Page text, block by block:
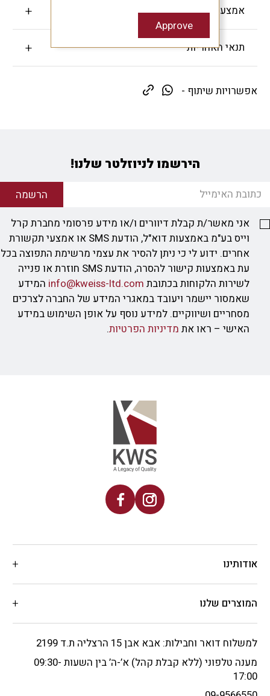
אמצעי תשלום
תנאי האחריות
אפשרויות שיתוף -
הירשמו לניוזלטר שלנו!
הרשמה
אני מאשר/ת קבלת דיוורים ו/או מידע פרסומי מחברת קרל
וייס בע"מ באמצעות דוא"ל, הודעת SMS או אמצעי תקשורת
אחרים. ידוע לי כי ניתן להסיר את עצמי מרשימת התפוצה בכל
עת באמצעות קישור להסרה, הודעת SMS חוזרת או פנייה
לשירות הלקוחות בכתובת info@kweiss-ltd.com המידע
שאמסור יישמר ויעובד במאגרי המידע של החברה לצרכים
מסחריים ושיווקיים. למידע נוסף על אופן השימוש במידע
האישי – ראו את מדיניות הפרטיות.
אודותינו
המוצרים שלנו
למשלוח דואר וחבילות: אבא אבן 15 הרצליה ת.ד 2199
מענה טלפוני (ללא קבלת קהל) א’-ה’ בין השעות 09:30-
17:00
Approve